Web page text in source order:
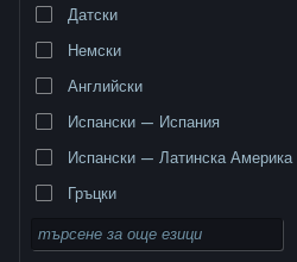
Датски
Немски
Английски
Испански — Испания
Испански — Латинска Америка
Гръцки